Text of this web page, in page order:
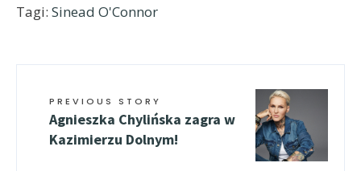
Tagi: Sinead O'Connor
PREVIOUS STORY
Agnieszka Chylińska zagra w
Kazimierzu Dolnym!